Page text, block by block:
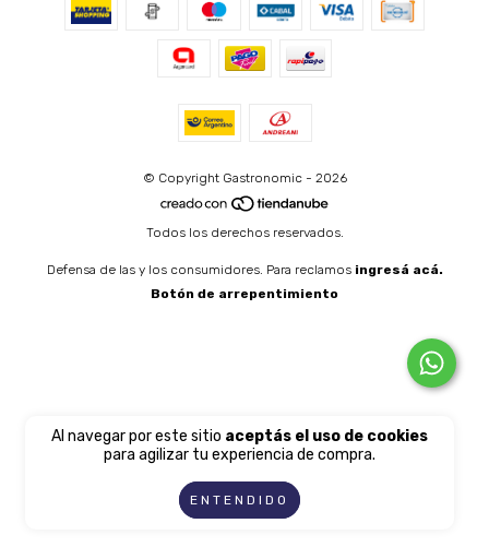
Al navegar por este sitio aceptás el uso de cookies
para agilizar tu experiencia de compra.
ENTENDIDO
© Copyright Gastronomic - 2026
Todos los derechos reservados.
Defensa de las y los consumidores. Para reclamos ingresá acá.
Botón de arrepentimiento